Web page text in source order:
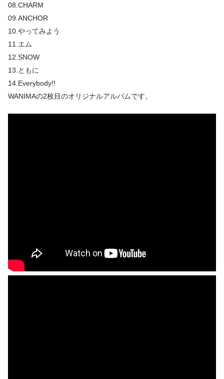
08.CHARM
09.ANCHOR
10.やってみよう
11.エム
12.SNOW
13.ともに
14.Everybody!!
WANIMAの2枚目のオリジナルアルバムです。